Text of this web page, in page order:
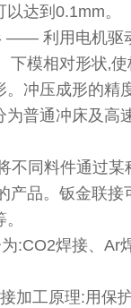
达到0.1mm。
利用电机驱
下模相对形状‚
。冲压成形的精
普通冲床及高
同料件通过某
产品。钣金联接
焊接、Ar
工原理:用保